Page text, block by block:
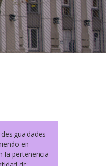
en
la pertenencia